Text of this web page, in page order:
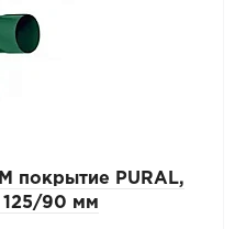
покрытие PURAL,
125/90 мм